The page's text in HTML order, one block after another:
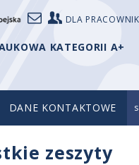
DLA
KATEGORII A+
DANE KONTAKTOWE
zeszyty